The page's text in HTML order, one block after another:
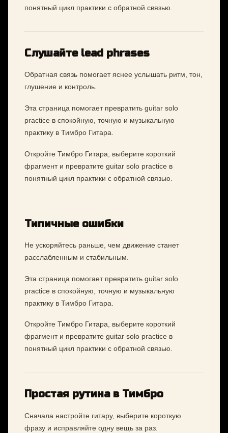
понятный цикл практики с обратной связью.
Слушайте lead phrases
Обратная связь помогает яснее услышать ритм, тон,
глушение и контроль.
Эта страница помогает превратить guitar solo
practice в спокойную, точную и музыкальную
практику в Тимбро Гитара.
Откройте Тимбро Гитара, выберите короткий
фрагмент и превратите guitar solo practice в
понятный цикл практики с обратной связью.
Типичные ошибки
Не ускоряйтесь раньше, чем движение станет
расслабленным и стабильным.
Эта страница помогает превратить guitar solo
practice в спокойную, точную и музыкальную
практику в Тимбро Гитара.
Откройте Тимбро Гитара, выберите короткий
фрагмент и превратите guitar solo practice в
понятный цикл практики с обратной связью.
Простая рутина в Тимбро
Сначала настройте гитару, выберите короткую
фразу и исправляйте одну вещь за раз.